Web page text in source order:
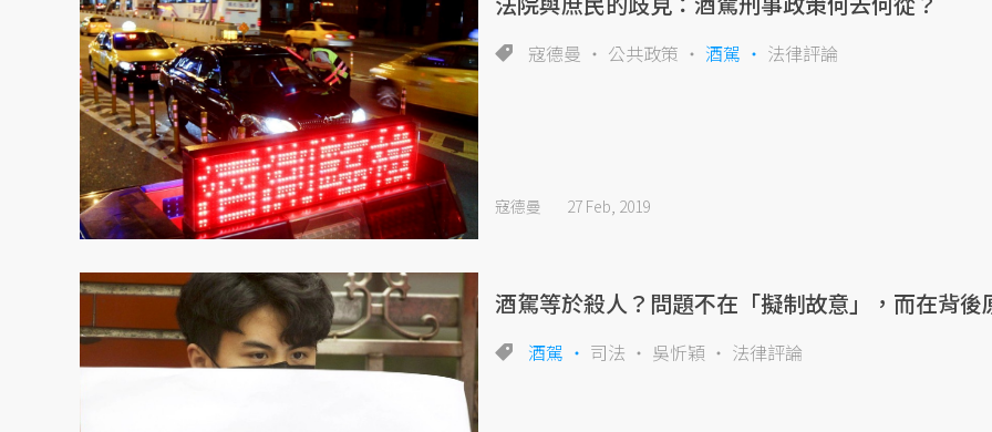
寇德曼 公共政策 酒駕 法律評論
寇德曼 27 Feb, 2019
酒駕等於殺人？問題不在「擬制故意」，而在背後
酒駕 司法 吳忻穎 法律評論